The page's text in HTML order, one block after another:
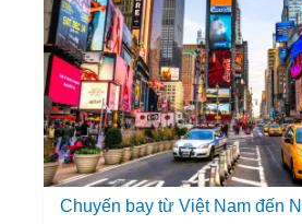
Chuyến bay từ Việt Nam đến